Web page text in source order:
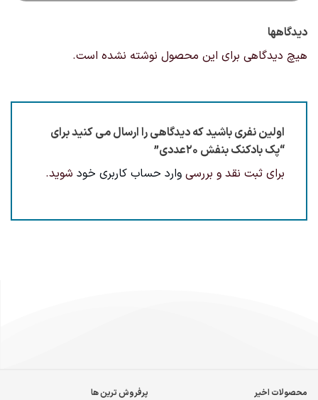
دیدگاهها
هیچ دیدگاهی برای این محصول نوشته نشده است.
اولین نفری باشید که دیدگاهی را ارسال می کنید برای
“پک بادکنک بنفش 20عددی”
برای ثبت نقد و بررسی وارد حساب کاربری خود شوید.
محصولات اخیر پرفروش ترین ها